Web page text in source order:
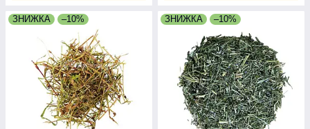
ЗНИЖКА –10% ЗНИЖКА –10%